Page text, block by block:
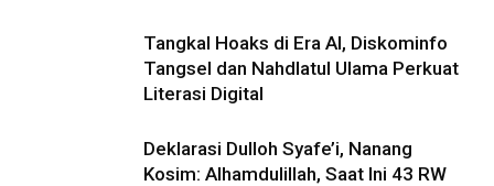
Tangkal Hoaks di Era AI, Diskominfo
Tangsel dan Nahdlatul Ulama Perkuat
Literasi Digital
Deklarasi Dulloh Syafe’i, Nanang
Kosim: Alhamdulillah, Saat Ini 43 RW